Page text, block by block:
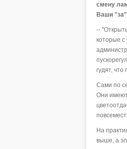
смену
Ваши
--
которые с
гудят,
Сами по
Они
На
выше, а